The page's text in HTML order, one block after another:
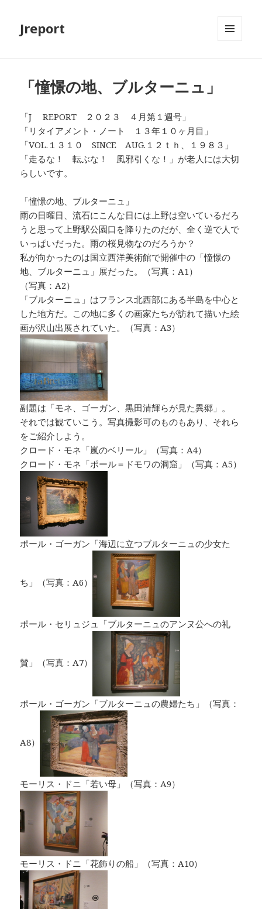
Jreport
「憧憬の地、ブルターニュ」
「J REPORT ２０２３ ４月第１週号」
「リタイアメント・ノート １３年１０ヶ月目」
「VOL.１３１０ SINCE AUG.１２ｔｈ、１９８３」
「走るな！ 転ぶな！ 風邪引くな！」が老人には大切
らしいです。
「憧憬の地、ブルターニュ」
雨の日曜日、流石にこんな日には上野は空いているだろ
うと思って上野駅公園口を降りたのだが、全く逆で人で
いっぱいだった。雨の桜見物なのだろうか？
私が向かったのは国立西洋美術館で開催中の「憧憬の
地、ブルターニュ」展だった。（写真：A1）
（写真：A2）
「ブルターニュ」はフランス北西部にある半島を中心と
した地方だ。この地に多くの画家たちが訪れて描いた絵
画が沢山出展されていた。（写真：A3）
副題は「モネ、ゴーガン、黒田清輝らが見た異郷」。
それでは観ていこう。写真撮影可のものもあり、それら
をご紹介しよう。
クロード・モネ「嵐のベリール」（写真：A4）
クロード・モネ「ポール＝ドモワの洞窟」（写真：A5）
ポール・ゴーガン「海辺に立つブルターニュの少女た
ち」（写真：A6）
ポール・セリュジュ「ブルターニュのアンヌ公への礼
賛」（写真：A7）
ポール・ゴーガン「ブルターニュの農婦たち」（写真：
A8）
モーリス・ドニ「若い母」（写真：A9）
モーリス・ドニ「花飾りの船」（写真：A10）